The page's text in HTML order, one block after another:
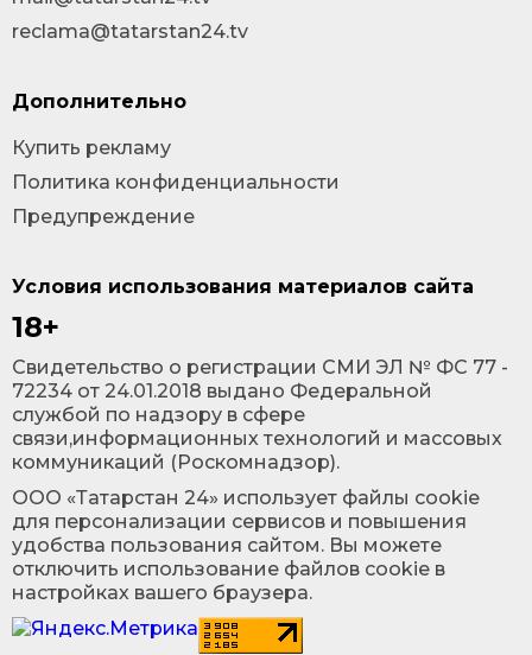
Условия использования материалов сайта
18+
Cвидетельство о регистрации СМИ ЭЛ № ФС 77 -
72234 от 24.01.2018 выдано Федеральной
службой по надзору в сфере
связи,информационных технологий и массовых
коммуникаций (Роскомнадзор).
ООО «Татарстан 24» использует файлы cookie
для персонализации сервисов и повышения
удобства пользования сайтом. Вы можете
отключить использование файлов cookie в
настройках вашего браузера.
reclama@tatarstan24.tv
Дополнительно
Купить рекламу
Политика конфиденциальности
Предупреждение